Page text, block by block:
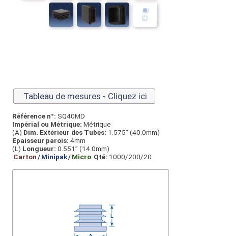
Tableau de mesures - Cliquez ici
Référence n°: SQ40MD
Impérial ou Métrique: Métrique
(A) Dim. Extérieur des Tubes: 1.575” (40.0mm)
Epaisseur parois: 4mm
(L) Longueur: 0.551” (14.0mm)
Carton/Minipak/Micro Qté: 1000/200/20